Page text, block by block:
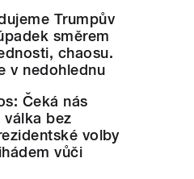
Trumpův
směrem
chaosu.
v nedohlednu
Čeká nás
válka bez
volby
vůči